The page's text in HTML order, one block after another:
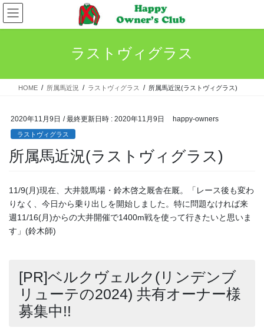
コ
ン
テ
ス
ナ
ビ
ゲ
ン
ラストヴィグラス
HOME 所属馬近況 ラストヴィグラス 所属馬近況(ラストヴィグラス)
2020年11月9日 / 最終更新日時 : 2020年11月9日 happy-owners
ラストヴィグラス
所属馬近況(ラストヴィグラス)
11/9(月)現在、大井競馬場・鈴木啓之厩舎在厩。「レース後も変わ
りなく、今日から乗り出しを開始しました。特に問題なければ来
週11/16(月)からの大井開催で1400m戦を使って行きたいと思いま
す」(鈴木師)
[PR]ベルクヴェルク(リンデンブ
リューテの2024) 共有オーナー様
募集中!!